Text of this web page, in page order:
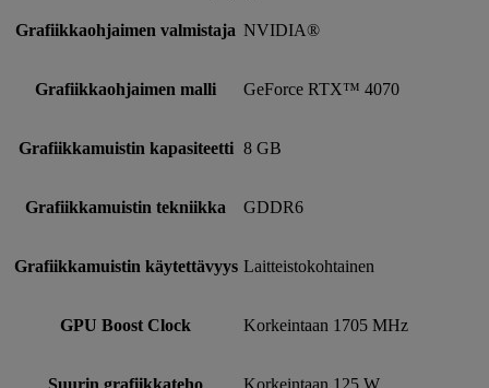
Grafiikkaohjaimen valmistaja NVIDIA®
Grafiikkaohjaimen malli GeForce RTX™ 4070
Grafiikkamuistin kapasiteetti 8 GB
Grafiikkamuistin tekniikka GDDR6
Grafiikkamuistin käytettävyys Laitteistokohtainen
GPU Boost Clock Korkeintaan 1705 MHz
Suurin grafiikkateho Korkeintaan 125 W